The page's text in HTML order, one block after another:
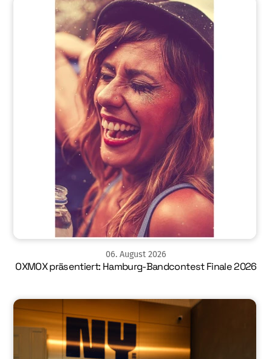
06. August 2026
OXMOX präsentiert: Hamburg-Bandcontest Finale 2026